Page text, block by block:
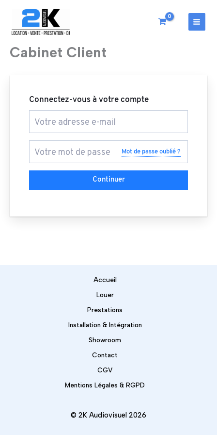
Cabinet Client
Connectez-vous à votre compte
Mot de passe oublié ?
Continuer
Accueil
Louer
Prestations
Installation & Intégration
Showroom
Contact
CGV
Mentions Légales & RGPD
© 2K Audiovisuel 2026